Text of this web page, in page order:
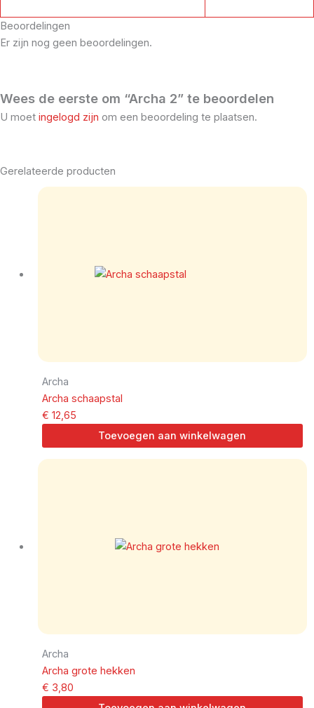
Beoordelingen
Er zijn nog geen beoordelingen.
Wees de eerste om “Archa 2” te beoordelen
U moet ingelogd zijn om een beoordeling te plaatsen.
Gerelateerde producten
Archa
Archa schaapstal
€ 12,65
Toevoegen aan winkelwagen
Archa
Archa grote hekken
€ 3,80